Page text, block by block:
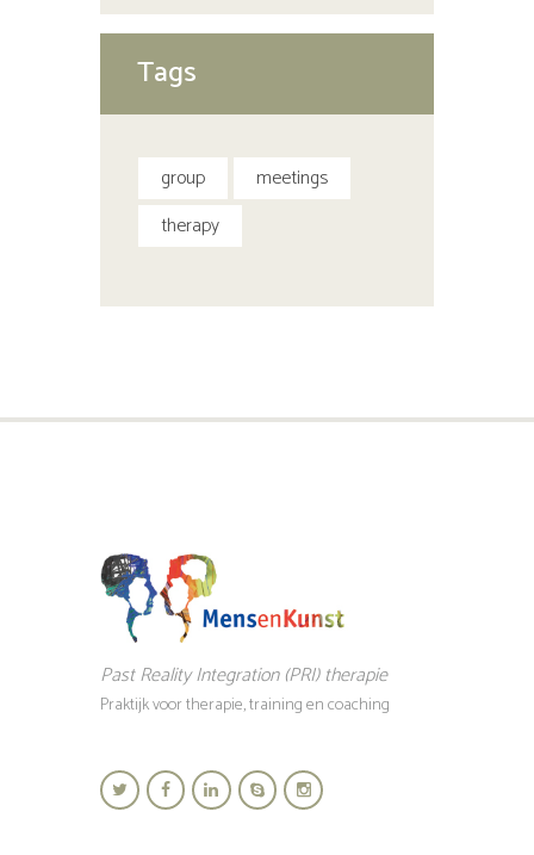
Tags
group
meetings
therapy
Past Reality Integration (PRI) therapie
Praktijk voor therapie, training en coaching